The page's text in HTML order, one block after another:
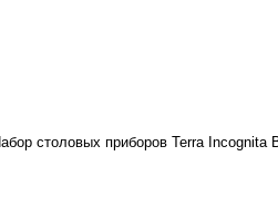
столовых приборов Terra Incognita